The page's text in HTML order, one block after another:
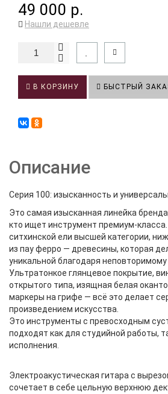
49 000 р.
Нашли дешевле
В КОРЗИНУ БЫСТРЫЙ
Описание
Серия 100: изысканность и
Это самая изысканная линейка
кто ищет инструмент премиум-класса.
ситхинской ели высшей категории,
из пау ферро — древесины, которая
уникальной благодаря неповторимому
Ультратонкое глянцевое покрытие,
открытого типа, изящная белая
маркеры на грифе — всё это делает
произведением искусства.
Это инструменты с превосходным
подходят как для студийной работы,
исполнения.
Электроакустическая гитара с
сочетает в себе цельную верхнюю